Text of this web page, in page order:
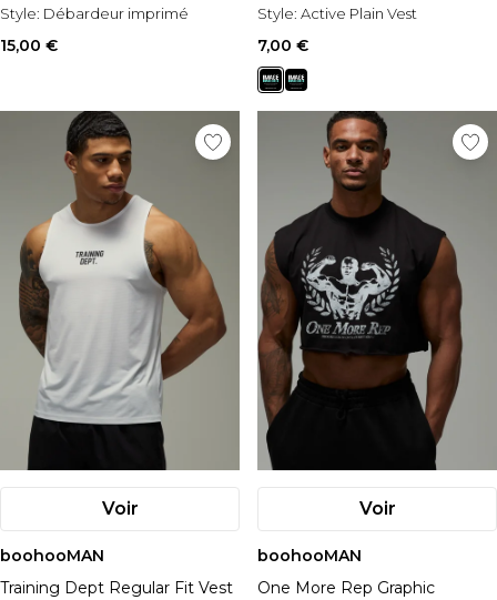
Style: Débardeur imprimé
15,00 €
Style: Active Plain Vest
7,00 €
Voir
boohooMAN
Training Dept Regular Fit Vest
Voir
boohooMAN
One More Rep Graphic